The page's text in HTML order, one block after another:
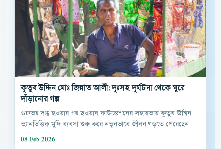
কুতুব উদ্দিন মোঃ জিন্নাত আলী: দুঃসহ দুর্ঘটনা থেকে ঘুরে
দাঁড়ানোর গল্প
গুরুতর দগ্ধ হওয়ার পর ছওয়াব ফাউন্ডেশনের সহায়তায় কুতুব উদ্দিন
ভ্যানভিত্তিক মুদি ব্যবসা শুরু করে নতুনভাবে জীবন গড়তে পেরেছেন।
08 Feb 2026